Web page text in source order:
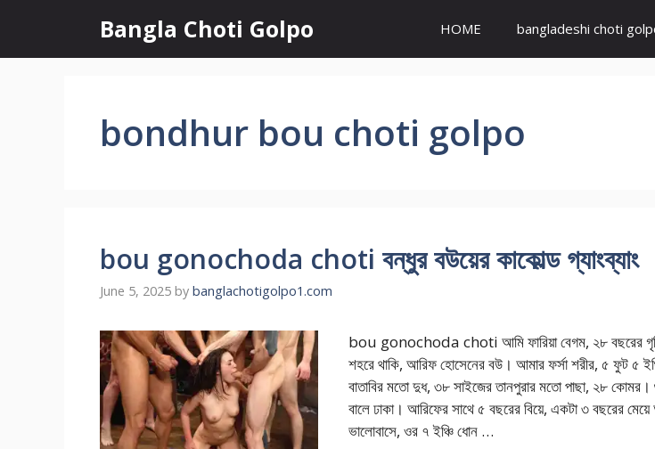
content
Bangla Choti Golpo HOME bangladeshi choti
bondhur bou choti golpo
bou gonochoda choti বন্ধুর বউয়ের কাকোল্ড গ্যাংব্যাং
June 5, 2025 by banglachotigolpo1.com
bou gonochoda choti আমি ফারিয়া বেগম, ২৮ বছরের
শহরে থাকি, আরিফ হোসেনের বউ। আমার ফর্সা শরীর, ৫ ফুট ৫
বাতাবির মতো দুধ, ৩৮ সাইজের তানপুরার মতো পাছা, ২৮
বালে ঢাকা। আরিফের সাথে ৫ বছরের বিয়ে, একটা ৩ বছরের
ভালোবাসে, ওর ৭ ইঞ্চি ধোন …